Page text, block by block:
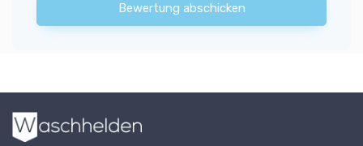
Bewertung abschicken